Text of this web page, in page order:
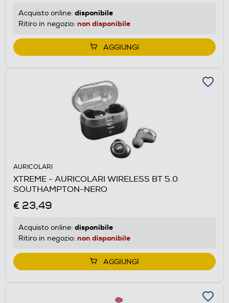
Acquisto online: disponibile
Ritiro in negozio: non disponibile
AGGIUNGI
AURICOLARI
XTREME - AURICOLARI WIRELESS BT 5.0
SOUTHAMPTON-NERO
€ 23,49
Acquisto online: disponibile
Ritiro in negozio: non disponibile
AGGIUNGI